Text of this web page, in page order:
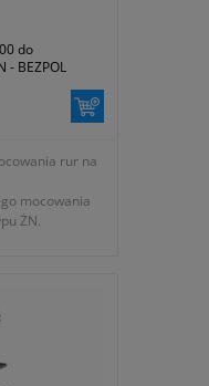
do
- BEZPOL
rur na
mocowania
ŻN.